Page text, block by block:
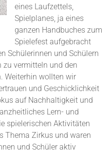
eines Laufzettels,
Spielplanes, ja eines
ganzen Handbuches zum
Spielefest aufgebracht
Schülerinnen und Schülern
zu vermitteln und den
Weiterhin wollten wir
und Geschicklichkeit
auf Nachhaltigkeit und
Lern- und
spielerischen Aktivitäten
Thema Zirkus und waren
und Schüler aktiv